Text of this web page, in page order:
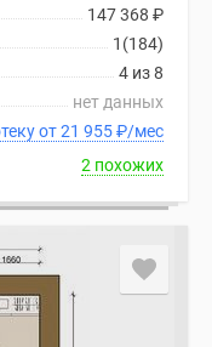
147 368 ₽
1(184)
4 из 8
нет данных
В ипотеку от 21 955₽/мес
2 похожих